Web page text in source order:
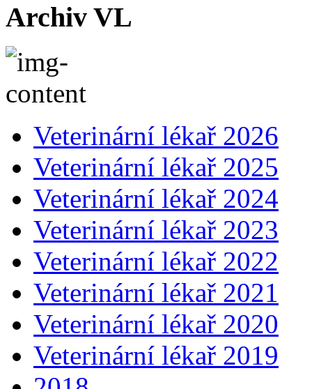
Archiv VL
Veterinární lékař 2026
Veterinární lékař 2025
Veterinární lékař 2024
Veterinární lékař 2023
Veterinární lékař 2022
Veterinární lékař 2021
Veterinární lékař 2020
Veterinární lékař 2019